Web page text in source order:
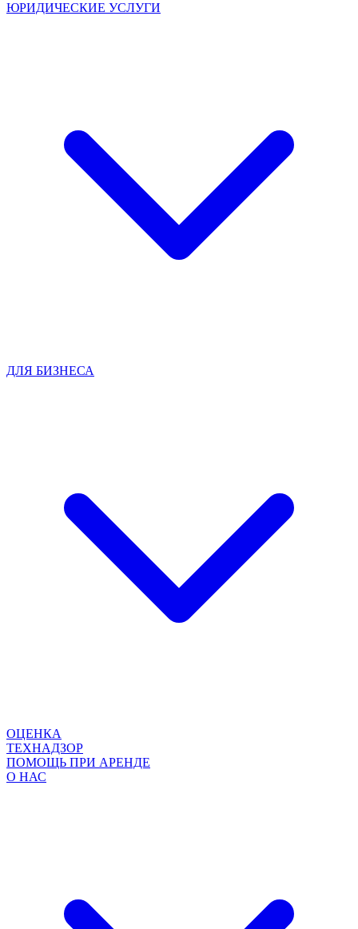
ЮРИДИЧЕСКИЕ УСЛУГИ
ДЛЯ БИЗНЕСА
ОЦЕНКА
ТЕХНАДЗОР
ПОМОЩЬ ПРИ АРЕНДЕ
О НАС